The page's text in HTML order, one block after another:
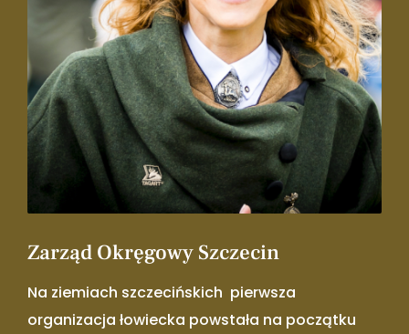
Zarząd Okręgowy Szczecin
Na ziemiach szczecińskich pierwsza
organizacja łowiecka powstała na początku